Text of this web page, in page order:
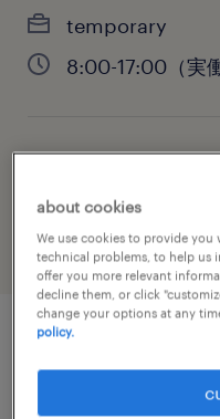
temporary
8:00-17:00（実
engineering
job details
about cookies
We use cookies to provide
technical problems, to help us
offer you more relevant
decline them, or click
change your options at any
policy.